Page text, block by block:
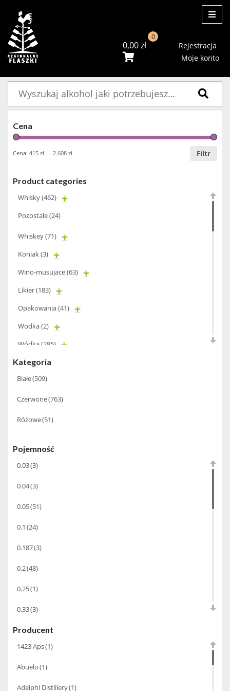
0,00zł
0
Rejestracja
Moje konto
Cena
Filtr
Cena: 415 zł — 2.608 zł
Product categories
Whisky(462)
Pozostałe(24)
Whiskey(71)
Koniak(3)
Wino-musujace(63)
Likier(183)
Opakowania(41)
Wodka(2)
Wódka(285)
Champagne
Cognac(94)
Winiarki(37)
Calvados(40)
Pastis(3)
Miniaturki
Tequila
Brandy
Pisco
Kategoria
Białe(509)
Czerwone(763)
Różowe(51)
Pojemność
0.03(3)
0.04(3)
0.05(51)
0.1 (24)
0.187(3)
0.2(48)
0.25(1)
0.33(3)
0.35(53)
0.375 (28)
0.5(213)
Producent
1423 Aps(1)
Abuelo(1)
Adelphi Distlilery(1)